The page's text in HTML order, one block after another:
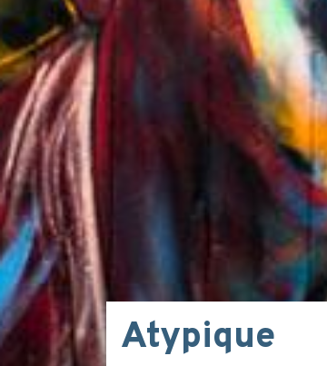
Atypique